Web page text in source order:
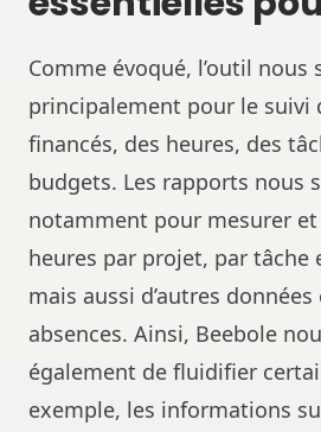
Comme évoqué, l’outil nous
principalement pour le suivi
financés, des heures, des
budgets. Les rapports nous
notamment pour mesurer
heures par projet, par tâche
mais aussi d’autres
absences. Ainsi, Beebole
également de fluidifier
exemple, les informations